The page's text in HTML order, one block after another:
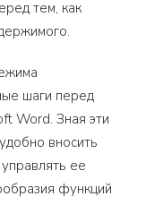
тем, как
шаги перед
Word. Зная эти
вносить
ее
функций